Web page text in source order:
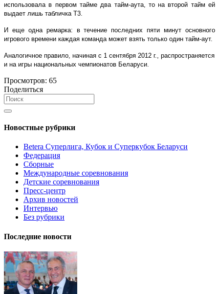
использовала в первом тайме два тайм-аута, то на второй тайм ей
выдает лишь табличка Т3.
И еще одна ремарка: в течение последних пяти минут основного
игрового времени каждая команда может взять только один тайм-аут.
Аналогичное правило, начиная с 1 сентября 2012 г., распространяется
и на игры национальных чемпионатов Беларуси.
Просмотров: 65
Поделиться
Новостные рубрики
Betera Суперлига, Кубок и Суперкубок Беларуси
Федерация
Сборные
Международные соревнования
Детские соревнования
Пресс-центр
Архив новостей
Интервью
Без рубрики
Последние новости